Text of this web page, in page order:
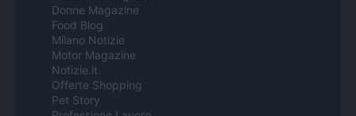
Donne Magazine
Food Blog
Milano Notizie
Motor Magazine
Notizie.it
Offerte Shopping
Pet Story